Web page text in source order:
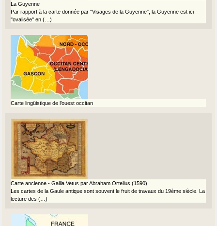
La Guyenne
Par rapport à la carte donnée par "Visages de la Guyenne", la Guyenne est ici
"ovalisée" en (…)
Carte lingüistique de l’ouest occitan
Carte ancienne - Gallia Vetus par Abraham Ortelius (1590)
Les cartes de la Gaule antique sont souvent le fruit de travaux du 19ème siècle. La
lecture des (…)